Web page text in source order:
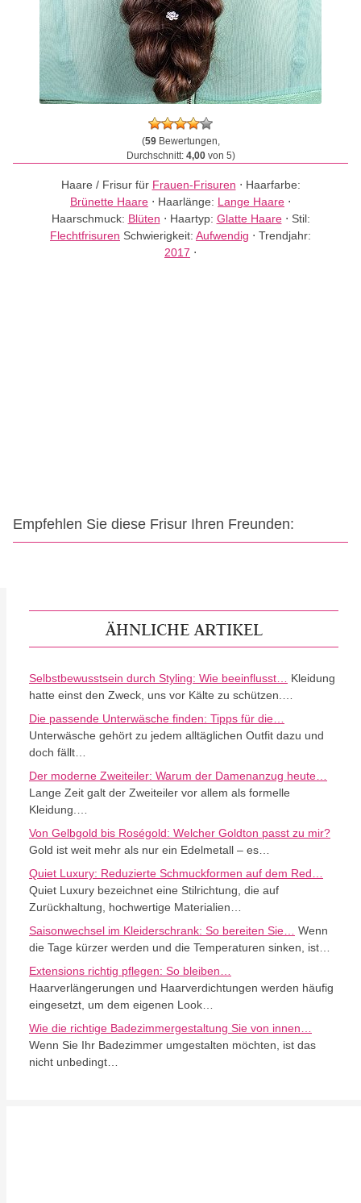
(59Bewertungen,
Durchschnitt: 4,00von 5)
Haare / Frisur für Frauen-Frisuren ⋅ Haarfarbe:
Brünette Haare ⋅ Haarlänge: Lange Haare ⋅
Haarschmuck: Blüten ⋅ Haartyp: Glatte Haare⋅ Stil:
Flechtfrisuren Schwierigkeit: Aufwendig ⋅ Trendjahr:
2017 ⋅
Empfehlen Sie diese Frisur Ihren Freunden:
ÄHNLICHE ARTIKEL
Selbstbewusstsein durch Styling: Wie beeinflusst…
Kleidung
hatte einst den Zweck, uns vor Kälte zu schützen.…
Die passende Unterwäsche finden: Tipps für die…
Unterwäsche gehört zu jedem alltäglichen Outfit dazu und
doch fällt…
Der moderne Zweiteiler: Warum der Damenanzug heute…
Lange Zeit galt der Zweiteiler vor allem als formelle
Kleidung.…
Von Gelbgold bis Roségold: Welcher Goldton passt zu mir?
Gold ist weit mehr als nur ein Edelmetall – es…
Quiet Luxury: Reduzierte Schmuckformen auf dem Red…
Quiet Luxury bezeichnet eine Stilrichtung, die auf
Zurückhaltung, hochwertige Materialien…
Saisonwechsel im Kleiderschrank: So bereiten Sie…
Wenn
die Tage kürzer werden und die Temperaturen sinken, ist…
Extensions richtig pflegen: So bleiben…
Haarverlängerungen und Haarverdichtungen werden häufig
eingesetzt, um dem eigenen Look…
Wie die richtige Badezimmergestaltung Sie von innen…
Wenn Sie Ihr Badezimmer umgestalten möchten, ist das
nicht unbedingt…